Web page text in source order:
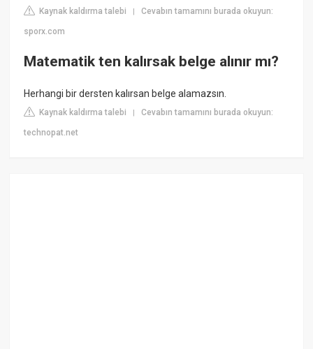
Kaynak kaldırma talebi |Cevabın tamamını burada okuyun:
sporx.com
Matematik ten kalırsak belge alınır mı?
Herhangi bir dersten kalırsan belge alamazsın.
Kaynak kaldırma talebi |Cevabın tamamını burada okuyun:
technopat.net